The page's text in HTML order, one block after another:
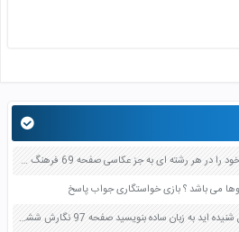
یکی از هنرمندان معاصر مورد علاقه خود را در هر رشته ای به جز عکاسی صفحه 69 فرهنگ و هنر نهم
می باشد ؟ بازی خواستگاری جواب پاسخ
یکی از حکایت هایی را که تا به حال شنیده اید به زبان ساده بنویسید صفحه 97 نگارش ششم دبستان